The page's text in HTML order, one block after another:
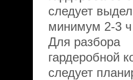
следует
минимум 2-3
Для разбора
гардеробной
следует